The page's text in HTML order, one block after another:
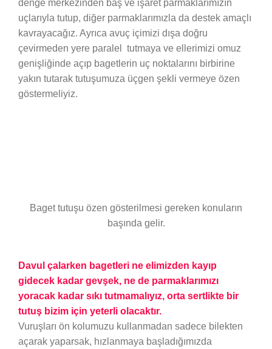
denge merkezinden baş ve işaret parmaklarımızın
uçlarıyla tutup, diğer parmaklarımızla da destek amaçlı
kavrayacağız. Ayrıca avuç içimizi dışa doğru
çevirmeden yere paralel tutmaya ve ellerimizi omuz
genişliğinde açıp bagetlerin uç noktalarını birbirine
yakın tutarak tutuşumuza üçgen şekli vermeye özen
göstermeliyiz.
Baget tutuşu özen gösterilmesi gereken konuların
başında gelir.
Davul çalarken bagetleri ne elimizden kayıp
gidecek kadar gevşek, ne de parmaklarımızı
yoracak kadar sıkı tutmamalıyız, orta sertlikte bir
tutuş bizim için yeterli olacaktır.
Vuruşları ön kolumuzu kullanmadan sadece bilekten
açarak yaparsak, hızlanmaya başladığımızda